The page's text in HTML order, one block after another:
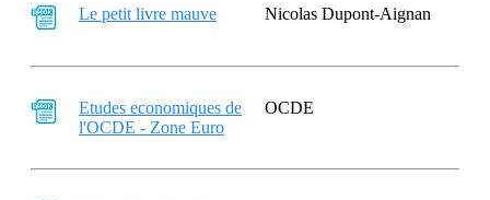
Le petit livre mauve Nicolas Dupont-Aignan
Etudes economiques de
l'OCDE - Zone Euro
OCDE